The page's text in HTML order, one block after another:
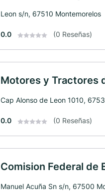
Leon s/n, 67510 Montemorelos
0.0 (0 Reseñas)
Motores y Tractores
Cap Alonso de Leon 1010,
0.0 (0 Reseñas)
Comision Federal de
Manuel Acuña Sn s/n, 67500